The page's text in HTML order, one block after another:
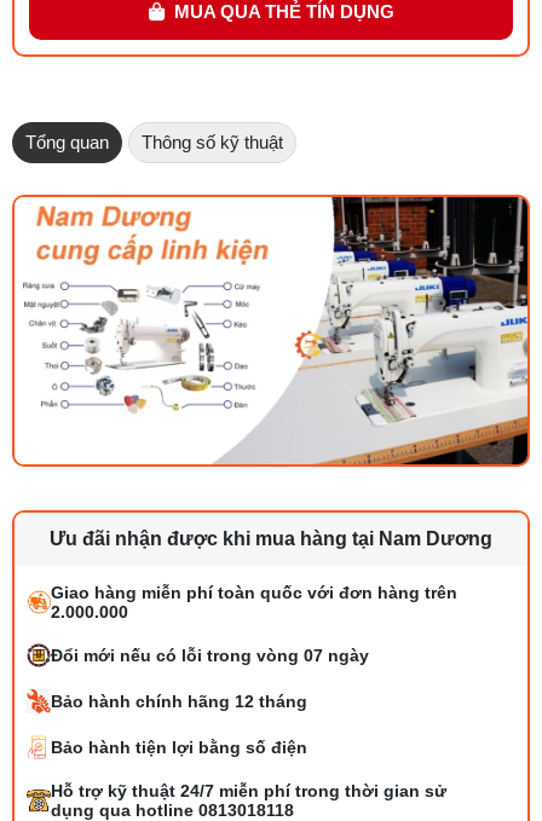
MUA QUA THẺ TÍN DỤNG
Tổng quan Thông số kỹ thuật
Ưu đãi nhận được khi mua hàng tại Nam Dương
Giao hàng miễn phí toàn quốc với đơn hàng trên
2.000.000
Đổi mới nếu có lỗi trong vòng 07 ngày
Bảo hành chính hãng 12 tháng
Bảo hành tiện lợi bằng số điện
Hỗ trợ kỹ thuật 24/7 miễn phí trong thời gian sử
dụng qua hotline 0813018118
Bộ phụ trợ kéo vải máy may là gì? Công
dụng và cách lắp